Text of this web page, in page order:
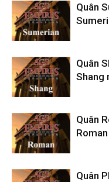
Quân
Quân
Shang
Quân
Quân